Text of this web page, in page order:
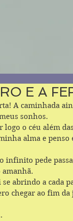
E A
A caminhada
sonhos.
logo o céu além
alma e
infinito pede
abrindo a cada
chegar ao fim